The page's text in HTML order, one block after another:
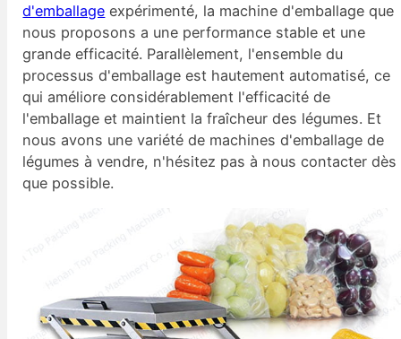
d'emballage expérimenté, la machine d'emballage que
nous proposons a une performance stable et une
grande efficacité. Parallèlement, l'ensemble du
processus d'emballage est hautement automatisé, ce
qui améliore considérablement l'efficacité de
l'emballage et maintient la fraîcheur des légumes. Et
nous avons une variété de machines d'emballage de
légumes à vendre, n'hésitez pas à nous contacter dès
que possible.